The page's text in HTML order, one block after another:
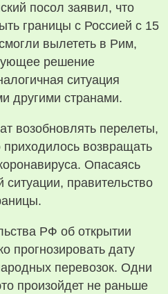
посол заявил, что
границы с Россией с 15
вылететь в Рим,
решение
ситуация
другими странами.
возобновлять перелеты,
приходилось возвращать
Опасаясь
правительство
РФ об открытии
прогнозировать дату
перевозок. Одни
произойдет не раньше